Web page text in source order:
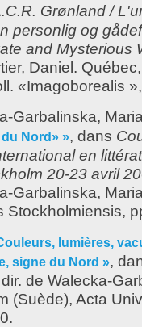
Grønland /
personlig og
and Mysterious
Daniel .
«Imagoborealis
Garbalinska,
Nord» », dans
en
20-23 avril
Garbalinska,
Stockholmiensis,
lumières,
signe du Nord »,
de Walecka-
(Suède), Acta